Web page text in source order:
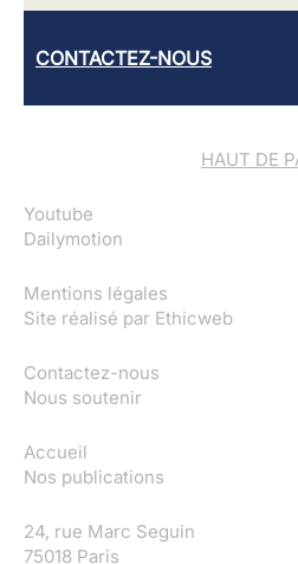
CONTACTEZ-NOUS
HAUT DE
Youtube
Dailymotion
Mentions légales
Site réalisé par Ethicweb
Contactez-nous
Nous soutenir
Accueil
Nos publications
24, rue Marc Seguin
75018 Paris